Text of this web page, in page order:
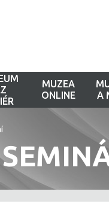
MUZEA
ONLINE
A